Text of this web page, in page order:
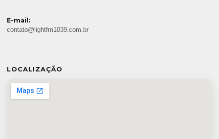
E-mail:
contato@lightfm1039.com.br
LOCALIZAÇÃO